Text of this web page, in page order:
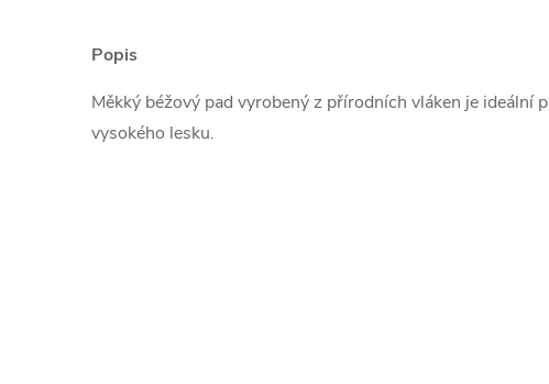
Popis
Měkký béžový pad vyrobený z přírodních vláken je ideální
vysokého lesku.